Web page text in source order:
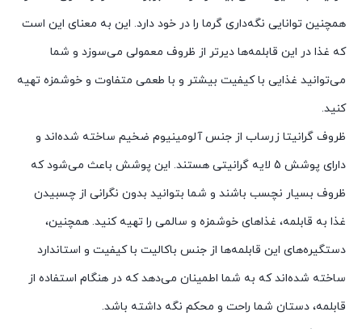
همچنین توانایی نگه‌داری گرما را در خود دارد. این به معنای این است
که غذا در این قابلمه‌ها دیرتر از ظروف معمولی می‌سوزد و شما
می‌توانید غذایی با کیفیت بیشتر و با طعمی متفاوت و خوشمزه تهیه
کنید.
ظروف گرانیتا زرساب از جنس آلومینیوم ضخیم ساخته شده‌اند و
دارای پوشش 5 لایه گرانیتی هستند. این پوشش باعث می‌شود که
ظروف بسیار نچسب باشند و شما بتوانید بدون نگرانی از چسبیدن
غذا به قابلمه، غذاهای خوشمزه و سالمی را تهیه کنید. همچنین،
دستگیره‌های این قابلمه‌ها از جنس باکالیت با کیفیت و استاندارد
ساخته شده‌اند که به شما اطمینان می‌دهد که در هنگام استفاده از
قابلمه، دستان شما راحت و محکم نگه داشته باشد.